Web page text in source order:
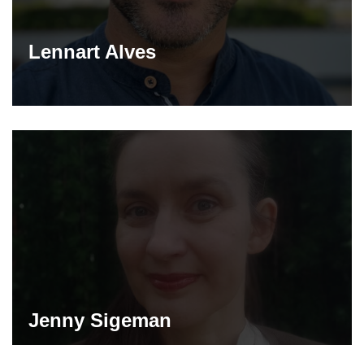
Lennart Alves
Jenny Sigeman